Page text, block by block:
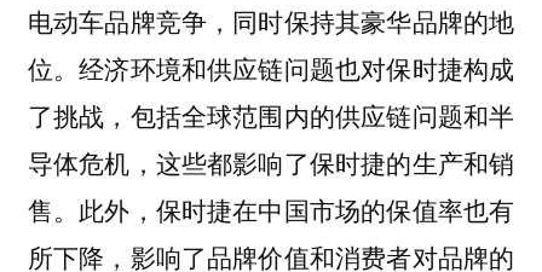
电动车品牌竞争，同时保持其豪华品牌的地
位。经济环境和供应链问题也对保时捷构成
了挑战，包括全球范围内的供应链问题和半
导体危机，这些都影响了保时捷的生产和销
售。此外，保时捷在中国市场的保值率也有
所下降，影响了品牌价值和消费者对品牌的